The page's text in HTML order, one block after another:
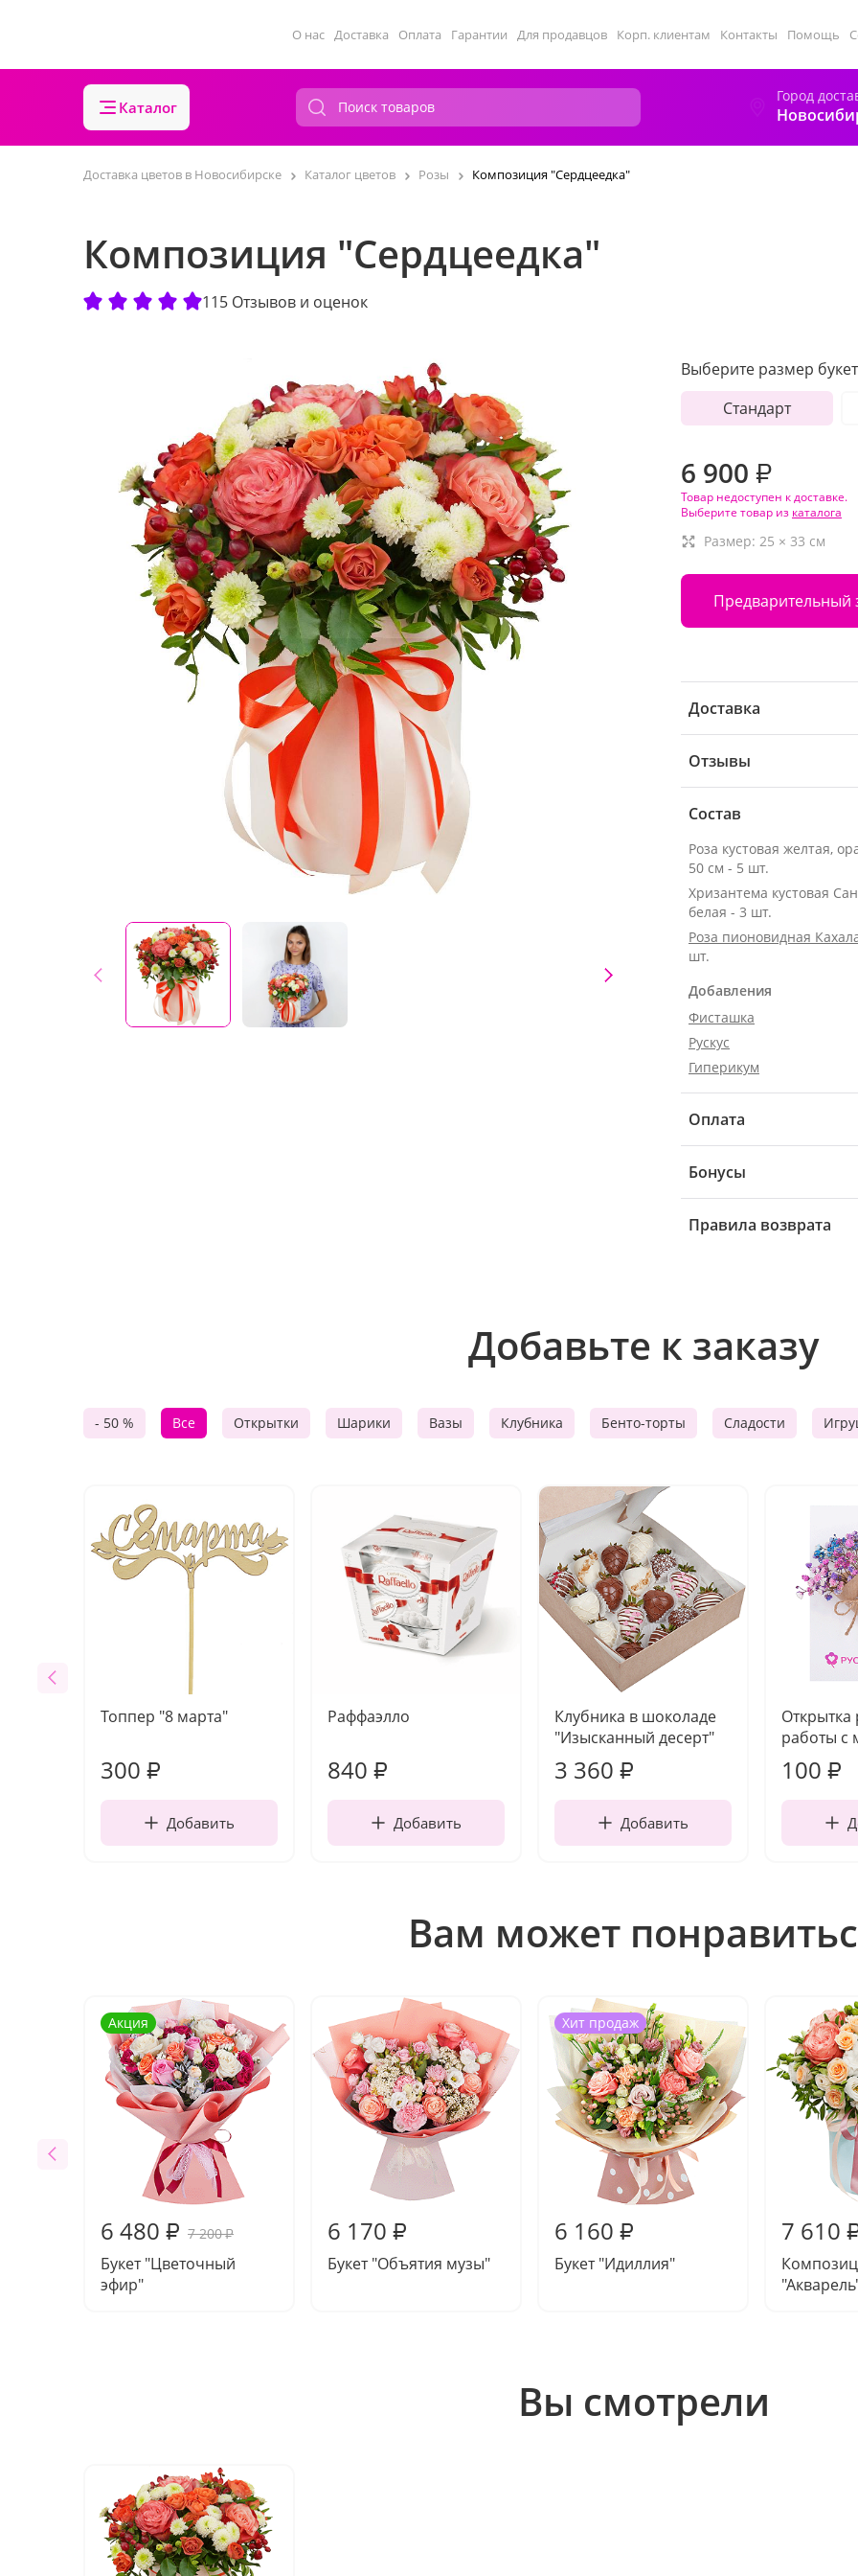
О нас Доставка Оплата Гарантии Для продавцов Корп. клиентам Контакты Помощь
Каталог
Город
Доставка цветов в Новосибирске Каталог цветов Розы Композиция "Сердцеедка"
Композиция "Сердцеедка"
115 Отзывов и оценок
Выберите размер
Стандарт
6 900 ₽
Товар недоступен к доставке.
Выберите товар из каталога
Размер: 25 × 33 см
Предварительный
Доставка
Отзывы
Состав
Роза кустовая желтая,
50 см - 5 шт.
Хризантема кустовая
белая - 3 шт.
Роза пионовидная
шт.
Добавления
Фисташка
Рускус
Гиперикум
Оплата
Бонусы
Правила возврата
Добавьте к заказу
- 50 % Все Открытки Шарики Вазы Клубника Бенто-торты Сладости
Топпер "8 марта"
300 ₽
Добавить
Раффаэлло
840 ₽
Добавить
Клубника в шоколаде
"Изысканный десерт"
3 360 ₽
Добавить
Открытка
работы с
100 ₽
Вам может
Акция
6 480 ₽ 7 200₽
Букет "Цветочный
эфир"
6 170 ₽
Букет "Объятия музы"
Хит продаж
6 160 ₽
Букет "Идиллия"
7 610
Вы смотрели